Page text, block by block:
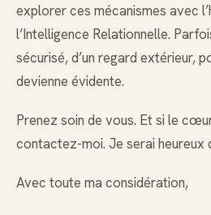
explorer ces mécanismes avec
l’Intelligence Relationnelle.
sécurisé, d’un regard extérieur,
devienne évidente.
Prenez soin de vous. Et si le
contactez-moi. Je serai heureux
Avec toute ma considération,